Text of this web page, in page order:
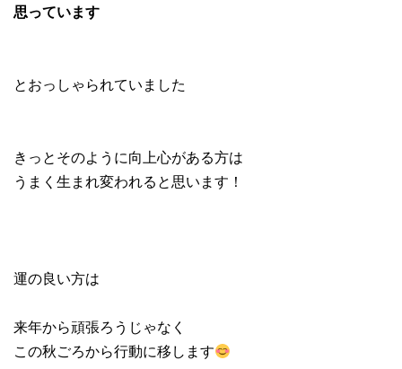
思っています
とおっしゃられていました
きっとそのように向上心がある方は
うまく生まれ変われると思います！
運の良い方は
来年から頑張ろうじゃなく
この秋ごろから行動に移します